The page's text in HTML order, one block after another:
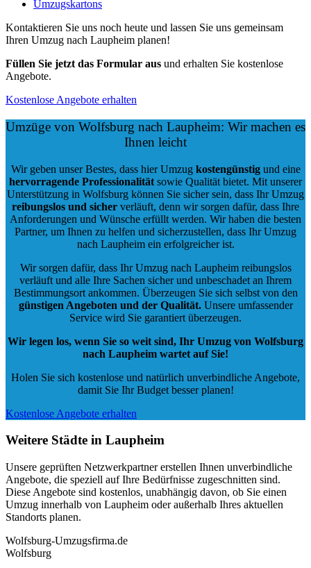
Bestimmungsort ankommen. Überzeugen Sie sich selbst von den
günstigen Angeboten und der Qualität .Unsere umfassender
Service wird Sie garantiert überzeugen.
Wir legen los, wenn Sie so weit sind, Ihr Umzug von Wolfsburg
Holen Sie sich kostenlose und natürlich
damit Sie Ihr Budget besser planen!
Kostenlose Angebote erhalten
Unsere geprüften Netzwerkpartner erstellen Ihnen unverbindliche
Angebote, die speziell auf Ihre Bedürfnisse zugeschnitten sind.
Diese Angebote sind kostenlos, unabhängig davon, ob Sie einen
Umzug innerhalb von Laupheim oder außerhalb Ihres aktuellen
Standorts planen.
Wolfsburg
Tel.:01579-2482363
E-Mail:info@wolfsburg-umzugsfirma.de
Umzugsservice
Büroumzug
Firmenumzug
Laborumzug
Mini Umzug
Praxisumzug
Privatumzug
Studentenumzug
Beiladung